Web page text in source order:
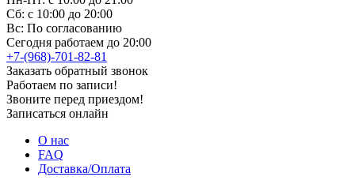
Сб: с 10:00 до 20:00
Вс: По согласованию
Сегодня работаем до 20:00
+7-(968)-701-82-81
Заказать обратный звонок
Работаем по записи!
Звоните перед приездом!
Записаться онлайн
О нас
FAQ
Доставка/Оплата